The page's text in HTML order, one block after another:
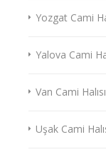
Yozgat Cami
Yalova Cami
Van Cami Halısı
Uşak Cami